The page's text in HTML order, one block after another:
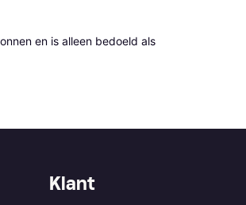
en is alleen bedoeld als
Klant